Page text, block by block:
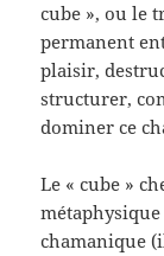
cube », ou le
permanent
plaisir,
structurer,
dominer ce
Le « cube »
chamanique